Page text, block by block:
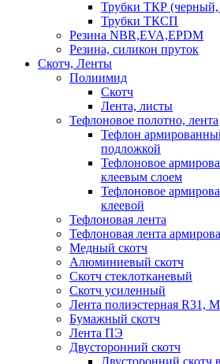
Трубки ТКР (черный,
Трубки ТКСП
Резина NBR,EVA,EPDM
Резина, силикон пруток
Скотч, Ленты
Полиимид
Скотч
Лента, листы
Тефлоновое полотно, лента
Тефлон
подложкой
Тефлоновое
клеевым слоем
Тефлоновое
клеевой
Тефлоновая лента
Тефлоновая лента
Медный скотч
Алюминиевый скотч
Скотч стеклотканевый
Скотч усиленный
Лента полиэстерная R31,
Бумажный скотч
Лента ПЭ
Двусторонний скотч
Двусторонний скотч